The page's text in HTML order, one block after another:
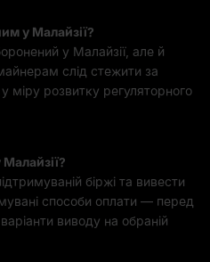
у Малайзії?
у Малайзії, але й
слід стежити за
міру розвитку регуляторного
біржі та вивести
способи оплати — перед
виводу на обраній